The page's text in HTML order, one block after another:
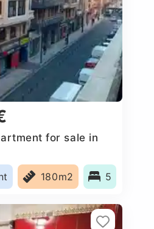
for sale in
180m2 5